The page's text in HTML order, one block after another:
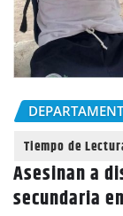
Asesinan a
secundaria